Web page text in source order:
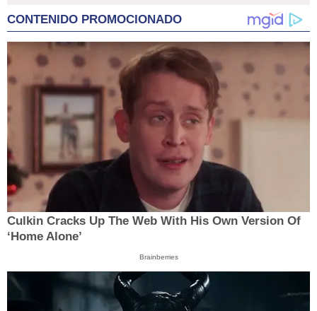
CONTENIDO PROMOCIONADO
Culkin Cracks Up The Web With His Own Version Of
‘Home Alone’
Brainberries